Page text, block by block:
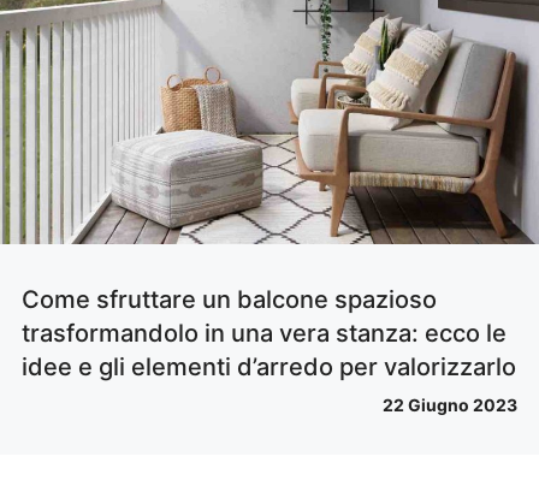
Come sfruttare un balcone spazioso
trasformandolo in una vera stanza: ecco le
idee e gli elementi d’arredo per valorizzarlo
22 Giugno 2023